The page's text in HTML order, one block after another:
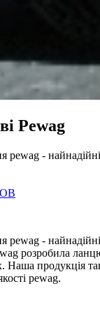
Pewag
pewag -
-
розробила
продукція
pewag.